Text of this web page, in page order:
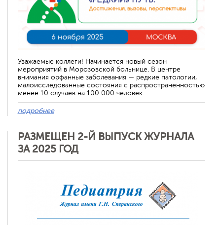
Уважаемые коллеги! Начинается новый сезон
мероприятий в Морозовской больнице. В центре
внимания орфанные заболевания — редкие патологии,
малоисследованные состояния с распространенностью
менее 10 случаев на 100 000 человек.
подробнее
РАЗМЕЩЕН 2-Й ВЫПУСК ЖУРНАЛА
ЗА 2025 ГОД
Отменить